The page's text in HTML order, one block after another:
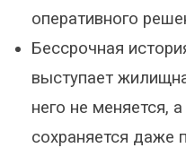
оперативного
Бессрочная
выступает
него не меняется,
сохраняется даже